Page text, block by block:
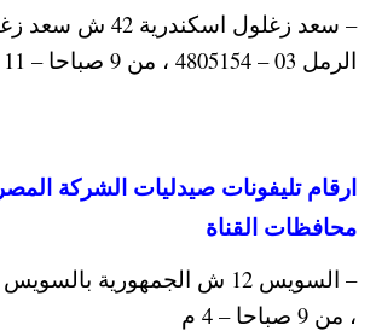
– سعد زغلول
الرمل 03 – 4805154 ، من 9 صباحا – 11 م
ارقام تليفونات صيدليات الشركة
محافظات القناة
، من 9 صباحا – 4 م